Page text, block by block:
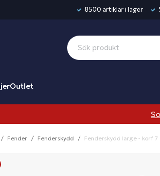
8500 artiklar i lager
Outlet
Fender Fenderskydd Fenderskydd large - korf 7